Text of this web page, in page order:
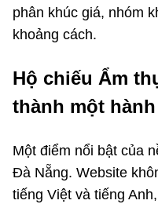
phân khúc giá, nhóm
khoảng cách.
Hộ chiếu Ẩm
thành một
Một điểm nổi bật của
Đà Nẵng. Website
tiếng Việt và tiếng